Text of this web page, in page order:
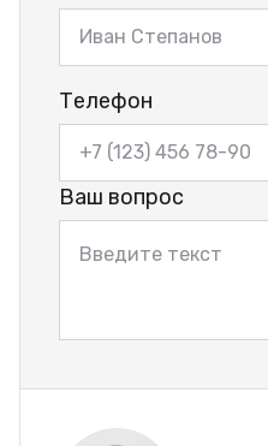
Телефон
Ваш вопрос